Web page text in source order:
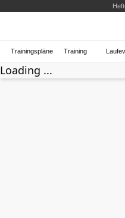
Trainingspläne Training
Loading ...